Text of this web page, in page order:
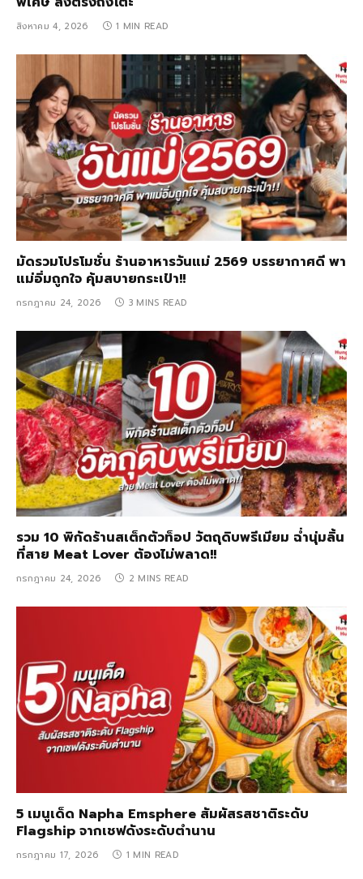
สิงหาคม 4, 2026 1 MIN READ
มัดรวมโปรโมชั่น ร้านอาหารวันแม่ 2569 บรรยากาศดี พา
แม่อิ่มถูกใจ คุ้มสบายกระเป๋า!!
กรกฎาคม 24, 2026 3 MINS READ
รวม 10 พิกัดร้านสเต็กตัวท็อป วัตถุดิบพรีเมียม ฉ่ำนุ่มลิ้น
ที่สาย Meat Lover ต้องไม่พลาด!!
กรกฎาคม 24, 2026 2 MINS READ
5 เมนูเด็ด Napha Emsphere สัมผัสรสชาติระดับ
Flagship จากเชฟดังระดับตำนาน
กรกฎาคม 17, 2026 1 MIN READ